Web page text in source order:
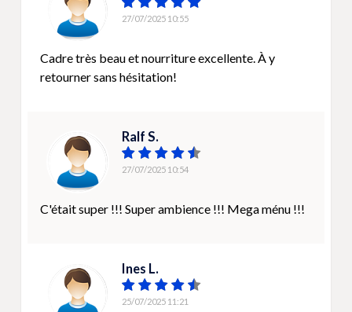
27/07/2025 10:55
Cadre très beau et nourriture excellente. À y
retourner sans hésitation!
Ralf S.
27/07/2025 10:54
C'était super !!! Super ambience !!! Mega ménu !!!
Ines L.
25/07/2025 11:21